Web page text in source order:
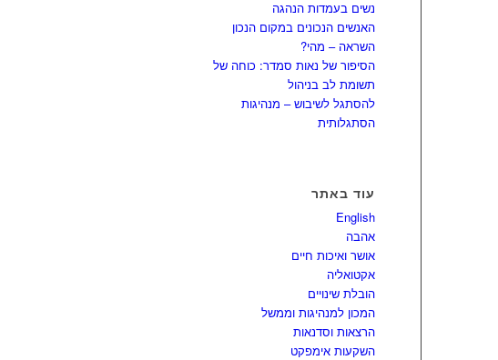
נשים בעמדות הנהגה
האנשים הנכונים במקום הנכון
השראה – מהי?
הסיפור של נאות סמדר: כוחה של
תשומת לב בניהול
להסתגל לשיבוש – מנהיגות
הסתגלותית
עוד באתר
English
אהבה
אושר ואיכות חיים
אקטואליה
הובלת שינויים
המכון למנהיגות וממשל
הרצאות וסדנאות
השקעות אימפקט